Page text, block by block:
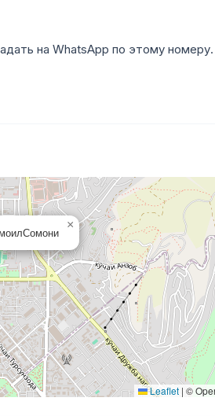
на WhatsApp по этому номеру.
×
Leaflet | ©